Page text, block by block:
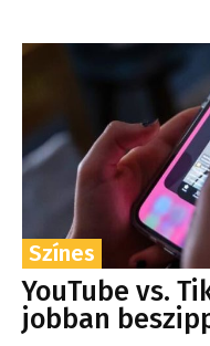
Színes
YouTube vs.
jobban